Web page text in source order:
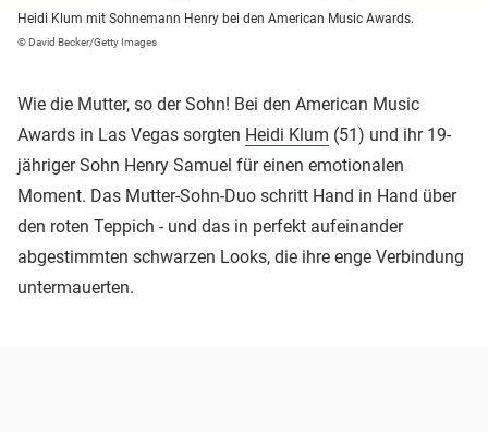
Heidi Klum mit Sohnemann Henry bei den American Music Awards.
© David Becker/Getty Images
Wie die Mutter, so der Sohn! Bei den American Music
Awards in Las Vegas sorgten Heidi Klum (51) und ihr 19-
jähriger Sohn Henry Samuel für einen emotionalen
Moment. Das Mutter-Sohn-Duo schritt Hand in Hand über
den roten Teppich - und das in perfekt aufeinander
abgestimmten schwarzen Looks, die ihre enge Verbindung
untermauerten.